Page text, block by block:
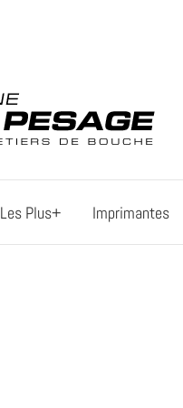
Les Plus+ Imprimantes